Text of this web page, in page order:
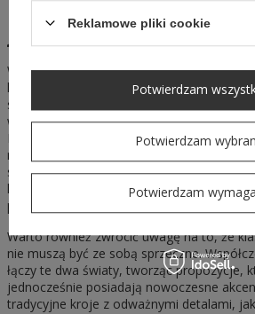
Klasyka a nowoczesność
jaki model?
Wybór między klasyką a nowoczesnością
kwestia tego co chcemy osiągnąć, ale
samego wydarzenia. Sukienki klasyczne
wyborem na formalne okazje, w których
Można je uznać za "bezpieczny wybór",
mody. Jednocześnie, dla osób pragnących
się, nowoczesne sukienki stanowią
kreacje, które, choć ryzykowne, z
podkreślą indywidualny charakter noszącej
Warto również zwrócić uwagę na to, że
nie muszą być ze sobą sprzeczne.
łączy te dwa światy, tworząc propozycje,
jednocześnie posiadają nowoczesne
tradycyjne kroje z odważnymi detalami,
Reklamowe pliki cookie
Potwierdzam
Potwierdzam
Potwierdzam